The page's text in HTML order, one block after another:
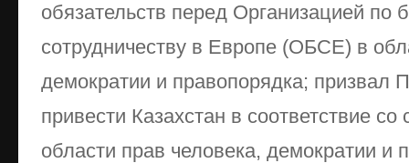
обязательств перед Организацией по
сотрудничеству в Европе (ОБСЕ) в
демократии и правопорядка; призвал
привести Казахстан в соответствие
области прав человека, демократии и